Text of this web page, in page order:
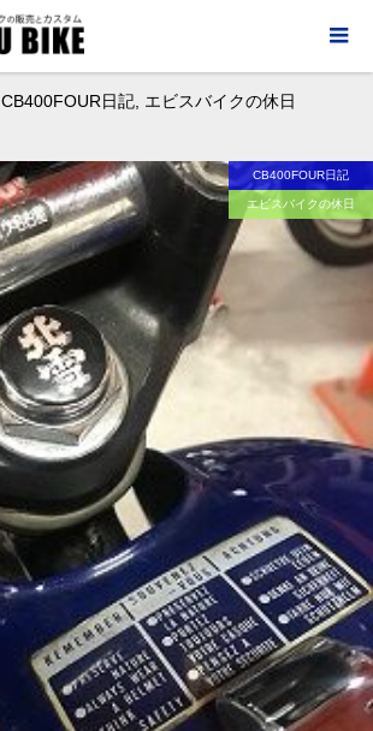
CB400FOUR日記 エビスバイクの休日
CB400FOUR日記
エビスバイクの休日